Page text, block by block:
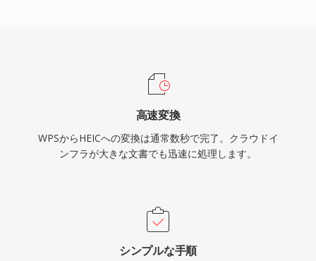
高速変換
WPSからHEICへの変換は通常数秒で完了。クラウドイ
ンフラが大きな文書でも迅速に処理します。
シンプルな手順